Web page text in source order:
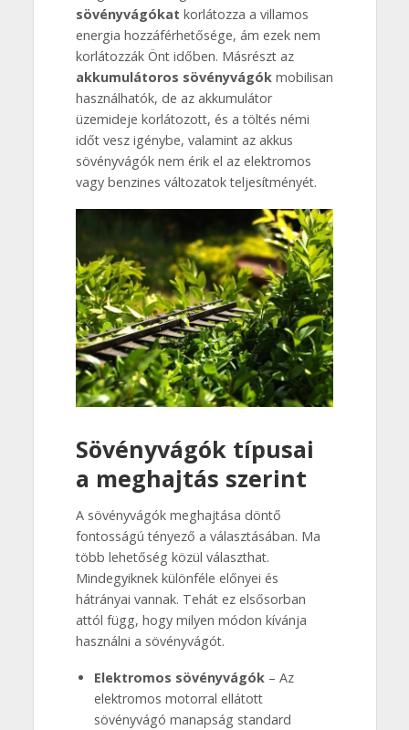
sövényvágókat korlátozza a villamos
energia hozzáférhetősége, ám ezek nem
korlátozzák Önt időben. Másrészt az
akkumulátoros sövényvágókmobilisan
használhatók, de az akkumulátor
üzemideje korlátozott, és a töltés némi
időt vesz igénybe, valamint az akkus
sövényvágók nem érik el az elektromos
vagy benzines változatok teljesítményét.
Sövényvágók típusai
a meghajtás szerint
A sövényvágók meghajtása döntő
fontosságú tényező a választásában. Ma
több lehetőség közül választhat.
Mindegyiknek különféle előnyei és
hátrányai vannak. Tehát ez elsősorban
attól függ, hogy milyen módon kívánja
használni a sövényvágót.
Elektromos sövényvágók– Az
elektromos motorral ellátott
sövényvágó manapság standard